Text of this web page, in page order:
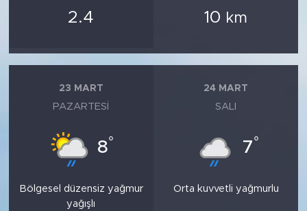
2.4 10 km
23 MART
PAZARTESI
8°
Bölgesel düzensiz yağmur
yağışlı
24 MART
SALI
7°
Orta kuvvetli yağmurlu